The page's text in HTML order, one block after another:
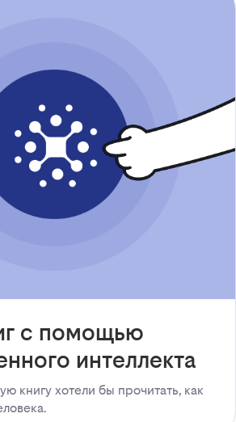
с помощью
интеллекта
книгу хотели бы прочитать, как